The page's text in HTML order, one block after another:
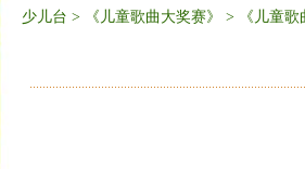
少儿台 > 《儿童歌曲大奖赛》 > 《儿童歌